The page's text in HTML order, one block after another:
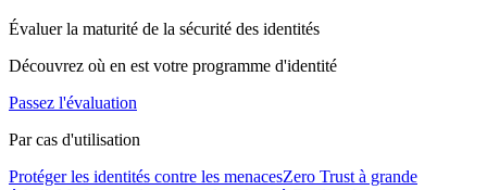
Évaluer la maturité de la sécurité des identités
Découvrez où en est votre programme d'identité
Passez l'évaluation
Par cas d'utilisation
Protéger les identités contre les menacesZero Trust à grande